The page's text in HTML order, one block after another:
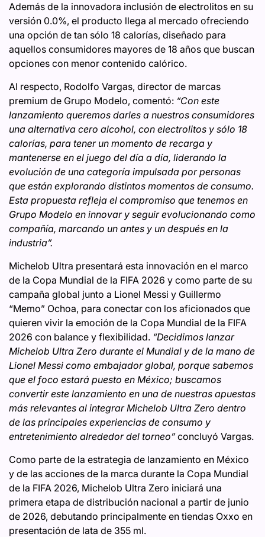
Además de la innovadora inclusión de electrolitos en su
versión 0.0%, el producto llega al mercado ofreciendo
una opción de tan sólo 18 calorías, diseñado para
aquellos consumidores mayores de 18 años que buscan
opciones con menor contenido calórico.
Al respecto, Rodolfo Vargas, director de marcas
premium de Grupo Modelo, comentó: “Con este
lanzamiento queremos darles a nuestros consumidores
una alternativa cero alcohol, con electrolitos y sólo 18
calorías, para tener un momento de recarga y
mantenerse en el juego del día a día, liderando la
evolución de una categoría impulsada por personas
que están explorando distintos momentos de consumo.
Esta propuesta refleja el compromiso que tenemos en
Grupo Modelo en innovar y seguir evolucionando como
compañía, marcando un antes y un después en la
industria”.
Michelob Ultra presentará esta innovación en el marco
de la Copa Mundial de la FIFA 2026 y como parte de su
campaña global junto a Lionel Messi y Guillermo
“Memo” Ochoa, para conectar con los aficionados que
quieren vivir la emoción de la Copa Mundial de la FIFA
2026 con balance y flexibilidad. “Decidimos lanzar
Michelob Ultra Zero durante el Mundial y de la mano de
Lionel Messi como embajador global, porque sabemos
que el foco estará puesto en México; buscamos
convertir este lanzamiento en una de nuestras apuestas
más relevantes al integrar Michelob Ultra Zero dentro
de las principales experiencias de consumo y
entretenimiento alrededor del torneo”concluyó Vargas.
Como parte de la estrategia de lanzamiento en México
y de las acciones de la marca durante la Copa Mundial
de la FIFA 2026, Michelob Ultra Zero iniciará una
primera etapa de distribución nacional a partir de junio
de 2026, debutando principalmente en tiendas Oxxo en
presentación de lata de 355 ml.